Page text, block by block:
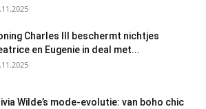
Charles III beschermt nichtjes
en Eugenie in deal met...
Wilde’s mode-evolutie: van boho chic